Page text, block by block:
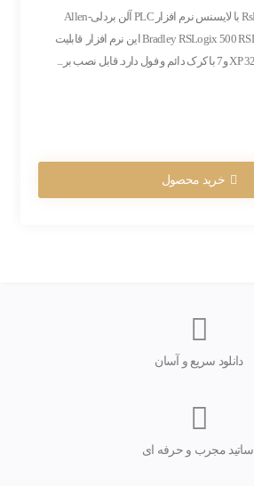
نرم افزار RsLogix 500 v8.40 با لایسنس نرم افزار PLC آلن بردلی-Allen
Bradley RSLogix 500 RSLogix 500 Pro RSLinx Pro این نرم افزار قابلیت
خرید محصول
دانلود سریع و آسان
اساتید مجرب و حرفه ای